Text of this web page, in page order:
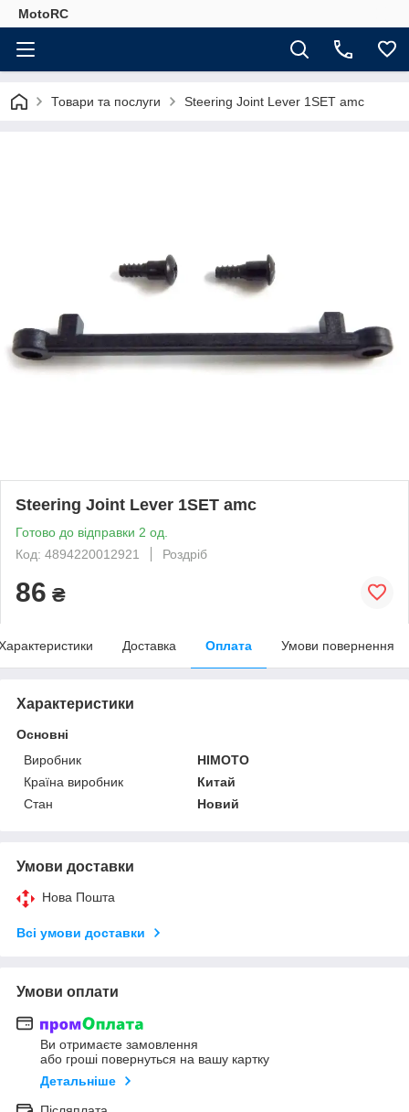
MotoRC
Товари та послуги Steering Joint Lever 1SET amc
Steering Joint Lever 1SET amc
Готово до відправки 2 од.
Код: 4894220012921
Роздріб
86 ₴
Доставка Оплата Умови повернення
Характеристики
Основні
Виробник
HIMOTO
Країна виробник
Китай
Стан
Новий
Умови доставки
Нова Пошта
Всі умови доставки
Умови оплати
Ви отримаєте замовлення
або гроші повернуться на вашу картку
Детальніше